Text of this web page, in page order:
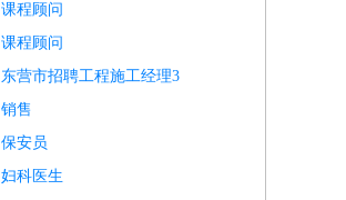
课程顾问
课程顾问
东营市招聘工程施工经理3
销售
保安员
妇科医生